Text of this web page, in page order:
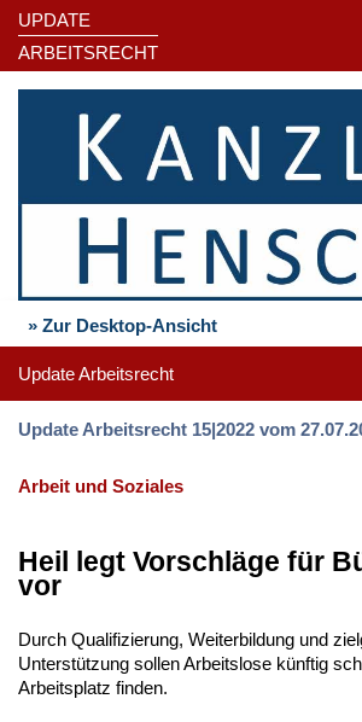
UPDATE
ARBEITSRECHT
» Zur Desktop-Ansicht
Update Arbeitsrecht
Update Arbeitsrecht 15|2022 vom
Arbeit und Soziales
Heil legt Vorschläge für
vor
Durch Qualifizierung, Weiterbildung und
Unterstützung sollen Arbeitslose künftig
Arbeitsplatz finden.